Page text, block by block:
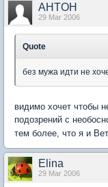
AHTOH
29 Mar 2006
Quote
без мужа идти не
видимо хочет чтобы
подозрений с
тем более, что я и
Elina
29 Mar 2006